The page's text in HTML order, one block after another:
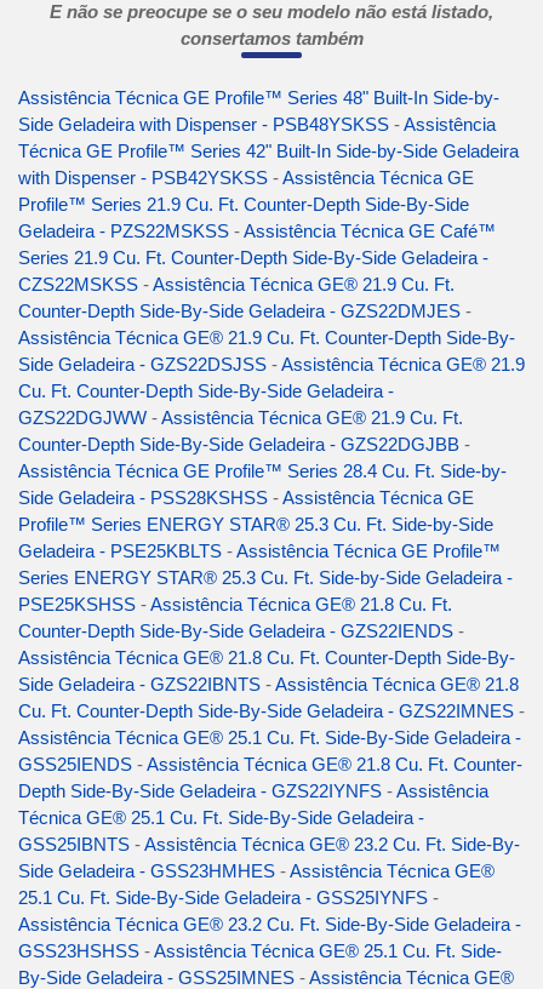
E não se preocupe se o seu modelo não está listado,
consertamos também
Assistência Técnica GE Profile™ Series 48" Built-In Side-by-
Side Geladeira with Dispenser - PSB48YSKSS -Assistência
Técnica GE Profile™ Series 42" Built-In Side-by-Side Geladeira
with Dispenser - PSB42YSKSS -Assistência Técnica GE
Profile™ Series 21.9 Cu. Ft. Counter-Depth Side-By-Side
Geladeira - PZS22MSKSS -Assistência Técnica GE Café™
Series 21.9 Cu. Ft. Counter-Depth Side-By-Side Geladeira -
CZS22MSKSS -Assistência Técnica GE® 21.9 Cu. Ft.
Counter-Depth Side-By-Side Geladeira - GZS22DMJES -
Assistência Técnica GE® 21.9 Cu. Ft. Counter-Depth Side-By-
Side Geladeira - GZS22DSJSS -Assistência Técnica GE® 21.9
Cu. Ft. Counter-Depth Side-By-Side Geladeira -
GZS22DGJWW -Assistência Técnica GE® 21.9 Cu. Ft.
Counter-Depth Side-By-Side Geladeira - GZS22DGJBB -
Assistência Técnica GE Profile™ Series 28.4 Cu. Ft. Side-by-
Side Geladeira - PSS28KSHSS -Assistência Técnica GE
Profile™ Series ENERGY STAR® 25.3 Cu. Ft. Side-by-Side
Geladeira - PSE25KBLTS -Assistência Técnica GE Profile™
Series ENERGY STAR® 25.3 Cu. Ft. Side-by-Side Geladeira -
PSE25KSHSS -Assistência Técnica GE® 21.8 Cu. Ft.
Counter-Depth Side-By-Side Geladeira - GZS22IENDS -
Assistência Técnica GE® 21.8 Cu. Ft. Counter-Depth Side-By-
Side Geladeira - GZS22IBNTS -Assistência Técnica GE® 21.8
Cu. Ft. Counter-Depth Side-By-Side Geladeira - GZS22IMNES -
Assistência Técnica GE® 25.1 Cu. Ft. Side-By-Side Geladeira -
GSS25IENDS -Assistência Técnica GE® 21.8 Cu. Ft. Counter-
Depth Side-By-Side Geladeira - GZS22IYNFS -Assistência
Técnica GE® 25.1 Cu. Ft. Side-By-Side Geladeira -
GSS25IBNTS -Assistência Técnica GE® 23.2 Cu. Ft. Side-By-
Side Geladeira - GSS23HMHES -Assistência Técnica GE®
25.1 Cu. Ft. Side-By-Side Geladeira - GSS25IYNFS -
Assistência Técnica GE® 23.2 Cu. Ft. Side-By-Side Geladeira -
GSS23HSHSS -Assistência Técnica GE® 25.1 Cu. Ft. Side-
By-Side Geladeira - GSS25IMNES -Assistência Técnica GE®